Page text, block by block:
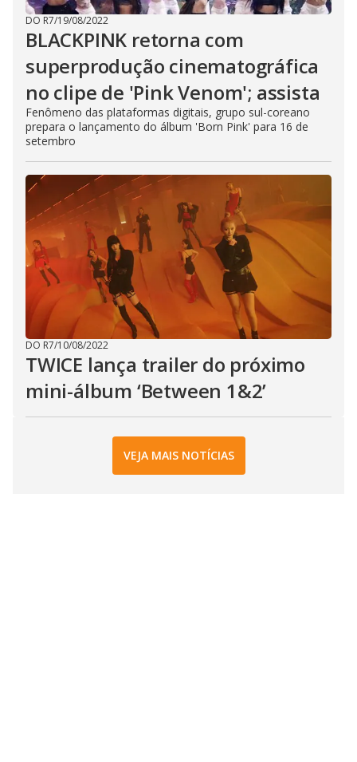
DO R7/19/08/2022
BLACKPINK retorna com
superprodução cinematográfica
no clipe de 'Pink Venom'; assista
Fenômeno das plataformas digitais, grupo sul-coreano
prepara o lançamento do álbum 'Born Pink' para 16 de
setembro
DO R7/10/08/2022
TWICE lança trailer do próximo
mini-álbum ‘Between 1&2’
VEJA MAIS NOTÍCIAS